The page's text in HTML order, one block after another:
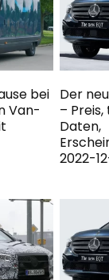
bei
Van-
Der
–
Daten,
2022-